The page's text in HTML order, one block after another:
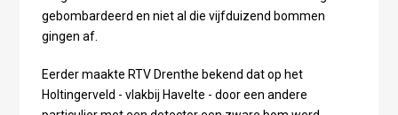
gebombardeerd en niet al die vijfduizend bommen
gingen af.
Eerder maakte RTV Drenthe bekend dat op het
Holtingerveld - vlakbij Havelte - door een andere